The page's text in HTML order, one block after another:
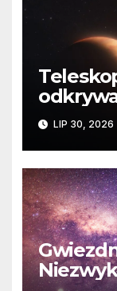
planety
martwej
LIP 30, 2026